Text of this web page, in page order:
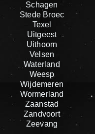
Schagen
Stede Broec
Texel
Uitgeest
Uithoorn
Velsen
Waterland
Weesp
Wijdemeren
Wormerland
Zaanstad
Zandvoort
Zeevang